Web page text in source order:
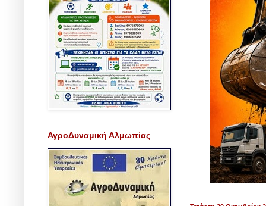
ΑγροΔυναμική Αλμωπίας